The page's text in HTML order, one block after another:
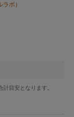
ボ）
目安となります。